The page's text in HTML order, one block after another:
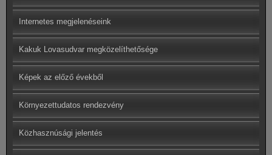
Internetes megjelenéseink
Kakuk Lovasudvar megközelíthetősége
Képek az előző évekből
Környezettudatos rendezvény
Közhasznúsági jelentés